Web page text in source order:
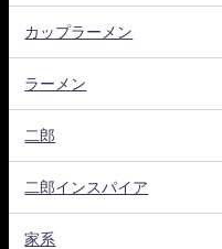
カップラーメン
ラーメン
二郎
二郎インスパイア
家系